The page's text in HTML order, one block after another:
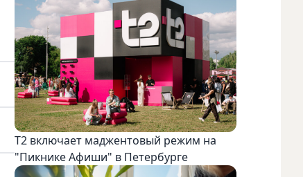
Т2 включает маджентовый режим на
"Пикнике Афиши" в Петербурге